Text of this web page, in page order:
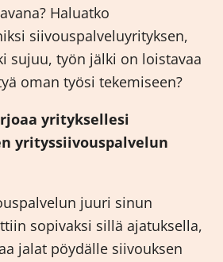
Haluatko
siivouspalveluyrityksen,
sujuu, työn jälki on loistavaa
oman työsi tekemiseen?
yrityksellesi
yrityssiivouspalvelun
juuri sinun
sopivaksi sillä ajatuksella,
jalat pöydälle siivouksen